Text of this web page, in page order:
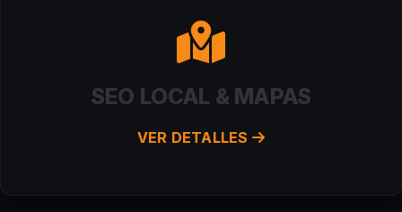
SEO LOCAL & MAPAS
VER DETALLES